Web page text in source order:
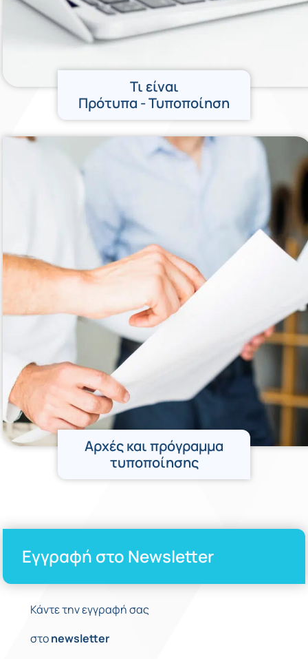
Τι είναι
Πρότυπα - Τυποποίηση
Αρχές και πρόγραμμα
τυποποίησης
Εγγραφή στο Newsletter
Κάντε την εγγραφή σας
στοnewsletter